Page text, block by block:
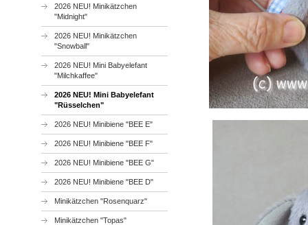
2026 NEU! Minikätzchen
"Midnight"
2026 NEU! Minikätzchen
"Snowball"
2026 NEU! Mini Babyelefant
"Milchkaffee"
2026 NEU! Mini Babyelefant
"Rüsselchen"
2026 NEU! Minibiene "BEE E"
2026 NEU! Minibiene "BEE F"
2026 NEU! Minibiene "BEE G"
2026 NEU! Minibiene "BEE D"
Minikätzchen "Rosenquarz"
Minikätzchen "Topas"